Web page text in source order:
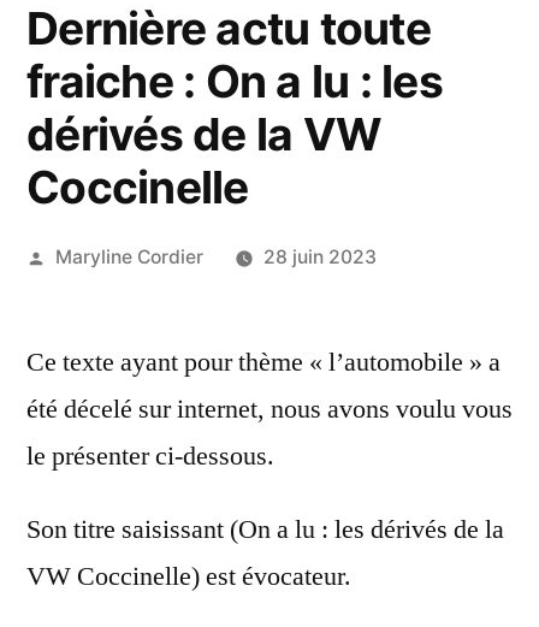
Dernière actu toute
fraiche : On a lu : les
dérivés de la VW
Coccinelle
Publié
Maryline Cordier 28 juin 2023
Ce texte ayant pour thème « l’automobile » a
été décelé sur internet, nous avons voulu vous
le présenter ci-dessous.
Son titre saisissant (On a lu : les dérivés de la
VW Coccinelle) est évocateur.